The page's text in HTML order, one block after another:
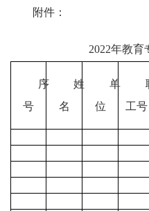
附件：
2022年教育
序
号
姓
名
单
位
工号